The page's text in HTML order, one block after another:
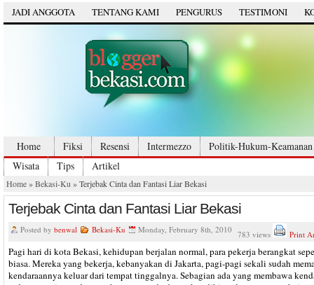
JADI ANGGOTA TENTANG KAMI PENGURUS TESTIMONI
Home Fiksi Resensi Intermezzo
Politik-Hukum-Keamanan
Wisata
Tips Artikel
Home»Bekasi-Ku » Terjebak Cinta dan Fantasi Liar Bekasi
Terjebak Cinta dan Fantasi Liar Bekasi
Posted by benwal Bekasi-Ku Monday, February 8th, 2010 783 views Print
Pagi hari di kota Bekasi, kehidupan berjalan normal, para pekerja berangkat
biasa. Mereka yang bekerja, kebanyakan di Jakarta, pagi-pagi sekali sudah
kendaraannya keluar dari tempat tinggalnya. Sebagian ada yang membawa